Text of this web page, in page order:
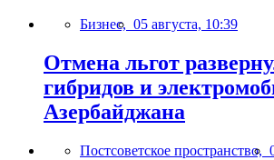
Бизнес, 05 августа, 10:39
Отмена льгот
гибридов и
Азербайджана
Постсоветское пространство,